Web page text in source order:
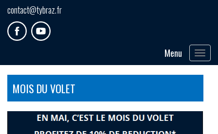
contact@tybraz.fr
Toggle
Menu
MOIS DU VOLET